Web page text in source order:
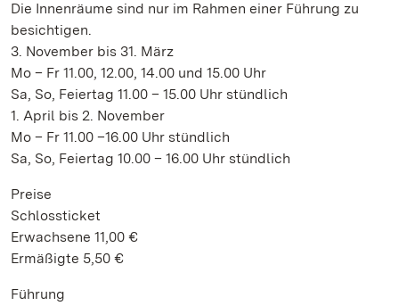
Die Innenräume sind nur im Rahmen einer Führung zu
besichtigen.
3. November bis 31. März
Mo – Fr 11.00, 12.00, 14.00 und 15.00 Uhr
Sa, So, Feiertag 11.00 – 15.00 Uhr stündlich
1. April bis 2. November
Mo – Fr 11.00 –16.00 Uhr stündlich
Sa, So, Feiertag 10.00 – 16.00 Uhr stündlich
Preise
Schlossticket
Erwachsene 11,00 €
Ermäßigte 5,50 €
Führung